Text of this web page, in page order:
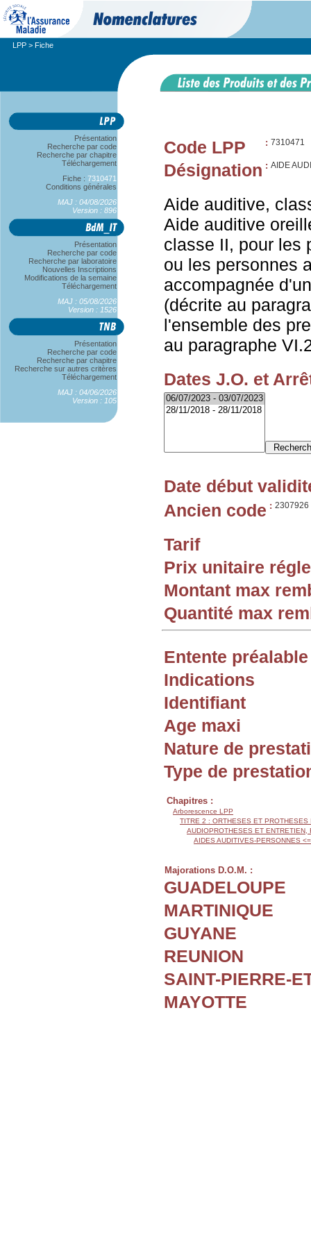
LPP > Fiche
Présentation
Recherche par code
Recherche par chapitre
Téléchargement
Fiche : 7310471
Conditions générales
MAJ : 04/08/2026
Version : 896
Présentation
Recherche par code
Recherche par laboratoire
Nouvelles Inscriptions
Modifications de la semaine
Téléchargement
MAJ : 05/08/2026
Version : 1526
Présentation
Recherche par code
Recherche par chapitre
Recherche sur autres critères
Téléchargement
MAJ : 04/06/2026
Version : 105
Code LPP : 7310471
Désignation : AIDE
Aide auditive,
Aide auditive
classe II, pour les
ou les personnes
accompagnée
(décrite au
l'ensemble des
au paragraphe
Dates J.O. et
Date début
Ancien code : 2307926
Tarif
Prix unitaire
Montant max
Quantité max
Entente préalable
Indications
Identifiant
Age maxi
Nature de
Type de
Chapitres :
Arborescence LPP
TITRE 2 : ORTHESES ET PROTHESES
AUDIOPROTHESES ET ENTRETIEN,
AIDES AUDITIVES-PERSONNES
Majorations D.O.M. :
GUADELOUPE
MARTINIQUE
GUYANE
REUNION
SAINT-PIERRE-
MAYOTTE